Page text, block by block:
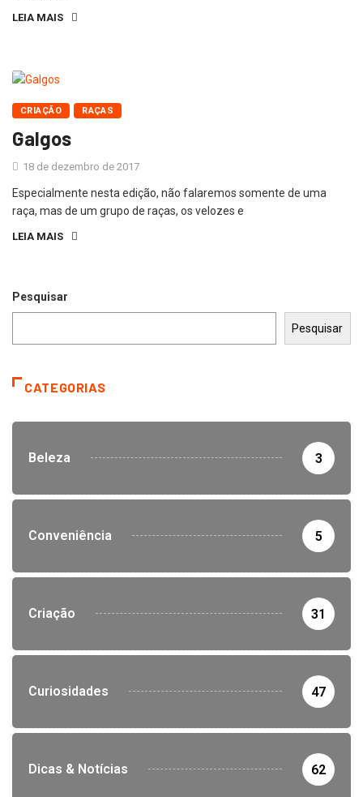
LEIA MAIS
CRIAÇÃO RAÇAS
Galgos
18 de dezembro de 2017
Especialmente nesta edição, não falaremos somente de uma
raça, mas de um grupo de raças, os velozes e
LEIA MAIS
Pesquisar
Pesquisar
CATEGORIAS
Beleza 3
Conveniência 5
Criação 31
Curiosidades 47
Dicas & Notícias 62